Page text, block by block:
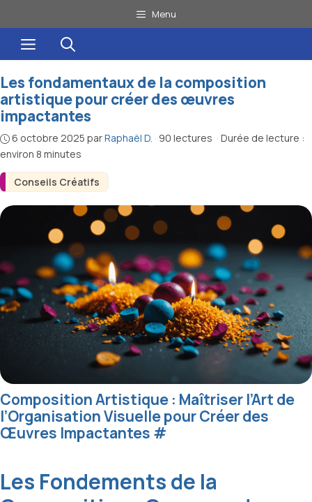
au
contenu
Menu
Menu
Conseils Créatifs
Les fondamentaux de la composition
artistique pour créer des œuvres
impactantes
6 octobre 2025 parRaphaël D. · 90 lectures · Durée de lecture :
environ 8 minutes
Composition Artistique : Maîtriser l’Art de
l’Organisation Visuelle pour Créer des
Œuvres Impactantes #
Les Fondements de la